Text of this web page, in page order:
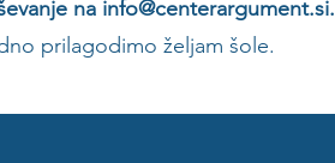
na info@centerargument.si.
prilagodimo željam šole.